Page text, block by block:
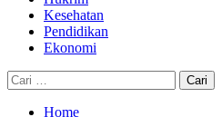
Kesehatan
Pendidikan
Ekonomi
Cari
untuk:
Home